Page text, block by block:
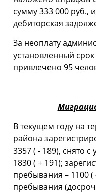
сумму 333 000 руб.,
дебиторская
За неоплату
установленный
привлечено 95
В текущем году на
района
3357 ( - 189), снято с
1830 ( + 191);
пребывания – 1100 (
пребывания